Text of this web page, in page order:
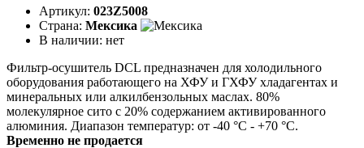
Артикул: 023Z5008
Страна: Мексика
В наличии: нет
Фильтр-осушитель DCL предназначен для холодильного
оборудования работающего на ХФУ и ГХФУ хладагентах и
минеральных или алкилбензольных маслах. 80%
молекулярное сито с 20% содержанием активированного
алюминия. Диапазон температур: от -40 °C - +70 °C.
Временно не продается